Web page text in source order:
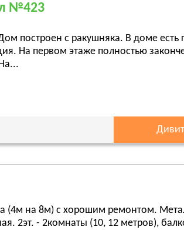
№423
построен с ракушняка. В доме есть
На первом этаже полностью
(4м на 8м) с хорошим ремонтом.
2эт. - 2комнаты (10, 12 метров),